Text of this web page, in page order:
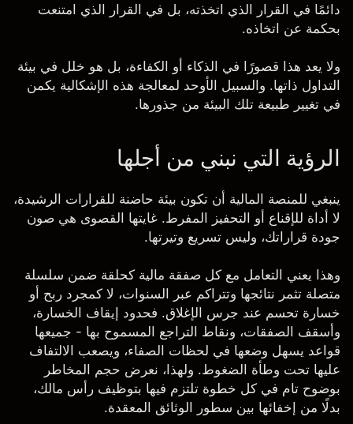
دائمًا في القرار الذي اتخذته، بل في القرار الذي امتنعت
بحكمة عن اتخاذه.
ولا يعد هذا قصورًا في الذكاء أو الكفاءة، بل هو خلل في بيئة
التداول ذاتها. والسبيل الأوحد لمعالجة هذه الإشكالية يكمن
في تغيير طبيعة تلك البيئة من جذورها.
الرؤية التي نبني من أجلها
ينبغي للمنصة المالية أن تكون بيئة حاضنة للقرارات الرشيدة،
لا أداة للإقناع أو التحفيز المفرط. غايتها القصوى هي صون
جودة قراراتك، وليس تسريع وتيرتها.
وهذا يعني التعامل مع كل صفقة مالية كحلقة ضمن سلسلة
متصلة تثمر نتائجها وتتراكم عبر السنوات، لا كمجرد ربح أو
خسارة تحسم عند جرس الإغلاق. فحدود إيقاف الخسارة،
وأسقف الصفقات، ونقاط التراجع المسموح بها - جميعها
قواعد يسهل وضعها في لحظات الصفاء، ويصعب الالتفاف
عليها تحت وطأة الضغوط. ولهذا، نعرض حجم المخاطر
بوضوح تام في كل خطوة تلتزم فيها بتوظيف رأس مالك،
بدلًا من إخفائها بين سطور الوثائق المعقدة.